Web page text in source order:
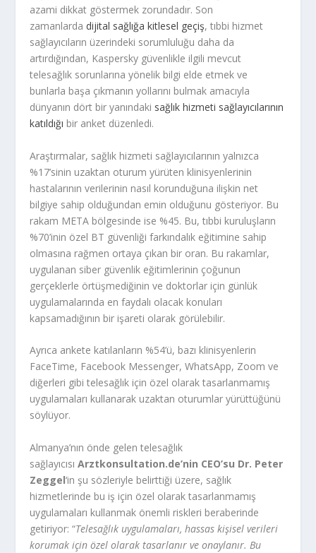
azami dikkat göstermek zorundadır. Son
zamanlarda dijital sağlığa kitlesel geçiş, tıbbi hizmet
sağlayıcıların üzerindeki sorumluluğu daha da
artırdığından, Kaspersky güvenlikle ilgili mevcut
telesağlık sorunlarına yönelik bilgi elde etmek ve
bunlarla başa çıkmanın yollarını bulmak amacıyla
dünyanın dört bir yanındaki sağlık hizmeti sağlayıcılarının
katıldığı bir anket düzenledi.
Araştırmalar, sağlık hizmeti sağlayıcılarının yalnızca
%17’sinin uzaktan oturum yürüten klinisyenlerinin
hastalarının verilerinin nasıl korunduğuna ilişkin net
bilgiye sahip olduğundan emin olduğunu gösteriyor. Bu
rakam META bölgesinde ise %45. Bu, tıbbi kuruluşların
%70’inin özel BT güvenliği farkındalık eğitimine sahip
olmasına rağmen ortaya çıkan bir oran. Bu rakamlar,
uygulanan siber güvenlik eğitimlerinin çoğunun
gerçeklerle örtüşmediğinin ve doktorlar için günlük
uygulamalarında en faydalı olacak konuları
kapsamadığının bir işareti olarak görülebilir.
Ayrıca ankete katılanların %54’ü, bazı klinisyenlerin
FaceTime, Facebook Messenger, WhatsApp, Zoom ve
diğerleri gibi telesağlık için özel olarak tasarlanmamış
uygulamaları kullanarak uzaktan oturumlar yürüttüğünü
söylüyor.
Almanya’nın önde gelen telesağlık
sağlayıcısıArztkonsultation.de’nin CEO’su Dr. Peter
Zeggel‘in şu sözleriyle belirttiği üzere, sağlık
hizmetlerinde bu iş için özel olarak tasarlanmamış
uygulamaları kullanmak önemli riskleri beraberinde
getiriyor: “Telesağlık uygulamaları, hassas kişisel verileri
korumak için özel olarak tasarlanır ve onaylanır. Bu